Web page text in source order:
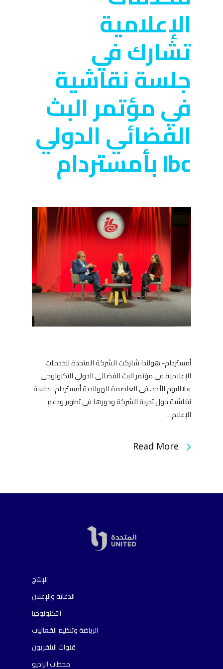
الإعلامية
تشارك في
جلسة نقاشية
في مؤتمر البث
الفضائي الدولي
Ibc بأمستردام
أمستردام- هولندا شاركت الشركة المتحدة للخدمات
الإعلامية في مؤتمر البث الفضائي الدولي التكنولوجي
Ibc اليوم الأحد، في العاصمة الهولندية أمستردام، بجلسة
نقاشية حول تجربة الشركة ودورها في تطوير ودعم
الإعلام…
Read More
الإنتاج
الدعاية والإعلان
التكنولوجيا
الرياضة وتنظيم الفعاليات
قنوات التلفزيون
محطات الراديو